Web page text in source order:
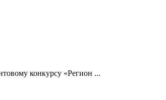
конкурсу «Регион ...